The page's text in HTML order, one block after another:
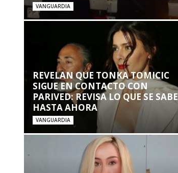
VANGUARDIA
REVELAN QUE TONKA TOMICIC
SIGUE EN CONTACTO CON
PARIVED: REVISA LO QUE SE SABE
HASTA AHORA
VANGUARDIA